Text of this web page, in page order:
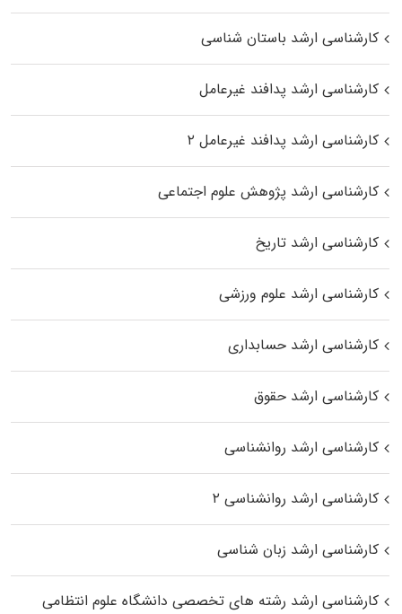
کارشناسی ارشد باستان شناسی
کارشناسی ارشد پدافند غیرعامل
کارشناسی ارشد پدافند غیرعامل ۲
کارشناسی ارشد پژوهش علوم اجتماعی
کارشناسی ارشد تاریخ
کارشناسی ارشد علوم ورزشی
کارشناسی ارشد حسابداری
کارشناسی ارشد حقوق
کارشناسی ارشد روانشناسی
کارشناسی ارشد روانشناسی ۲
کارشناسی ارشد زبان شناسی
کارشناسی ارشد رﺷﺘﻪ ﻫﺎی تخصصی داﻧﺸﮕﺎه ﻋﻠﻮم انتظامی